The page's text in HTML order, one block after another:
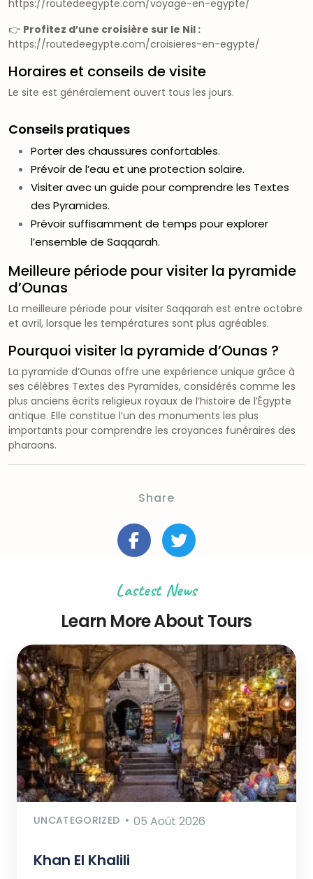
https://routedeegypte.com/voyage-en-egypte/
👉 Profitez d’une croisière sur le Nil :
https://routedeegypte.com/croisieres-en-egypte/
Horaires et conseils de visite
Le site est généralement ouvert tous les jours.
Conseils pratiques
Porter des chaussures confortables.
Prévoir de l’eau et une protection solaire.
Visiter avec un guide pour comprendre les Textes
des Pyramides.
Prévoir suffisamment de temps pour explorer
l’ensemble de Saqqarah.
Meilleure période pour visiter la pyramide
d’Ounas
La meilleure période pour visiter Saqqarah est entre octobre
et avril, lorsque les températures sont plus agréables.
Pourquoi visiter la pyramide d’Ounas ?
La pyramide d’Ounas offre une expérience unique grâce à
ses célèbres Textes des Pyramides, considérés comme les
plus anciens écrits religieux royaux de l’histoire de l’Égypte
antique. Elle constitue l’un des monuments les plus
importants pour comprendre les croyances funéraires des
pharaons.
Share
Lastest News
Learn More About Tours
UNCATEGORIZED 05 Août 2026
Khan El Khalili